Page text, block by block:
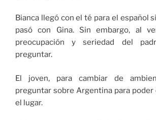
Bianca llegó con el té para el español
pasó con Gina. Sin embargo, al
preocupación y seriedad del
preguntar.
El joven, para cambiar de
preguntar sobre Argentina para
el lugar.